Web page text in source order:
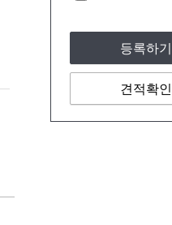
등록하기
견적확인